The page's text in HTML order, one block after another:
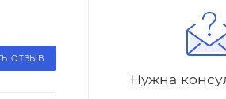
ОТЗЫВ
Нужна